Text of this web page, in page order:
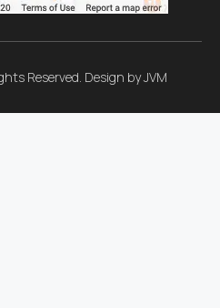
Reserved. Design by JVM